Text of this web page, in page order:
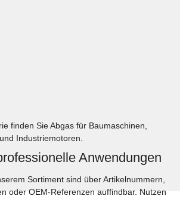
finden Sie Abgas für Baumaschinen,
Industriemotoren.
Anwendungen
Sortiment sind über Artikelnummern,
oder OEM-Referenzen auffindbar. Nutzen